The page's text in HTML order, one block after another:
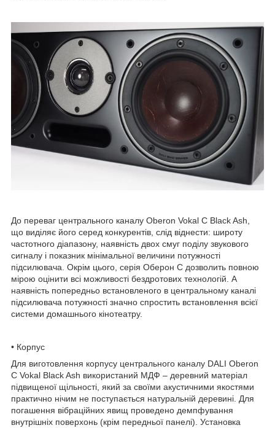
До переваг центрального каналу Oberon Vokal С Black Ash,
що виділяє його серед конкурентів, слід віднести: широту
частотного діапазону, наявність двох смуг поділу звукового
сигналу і показник мінімальної величини потужності
підсилювача. Окрім цього, серія Оберон С дозволить повною
мірою оцінити всі можливості бездротових технологій. А
наявність попередньо встановленого в центральному каналі
підсилювача потужності значно спростить встановлення всієї
системи домашнього кінотеатру.
• Корпус
Для виготовлення корпусу центрального каналу DALI Oberon
С Vokal Black Ash використаний МДФ – деревний матеріал
підвищеної щільності, який за своїми акустичними якостями
практично нічим не поступається натуральній деревині. Для
погашення вібраційних явищ проведено демпфування
внутрішніх поверхонь (крім передньої панелі). Установка